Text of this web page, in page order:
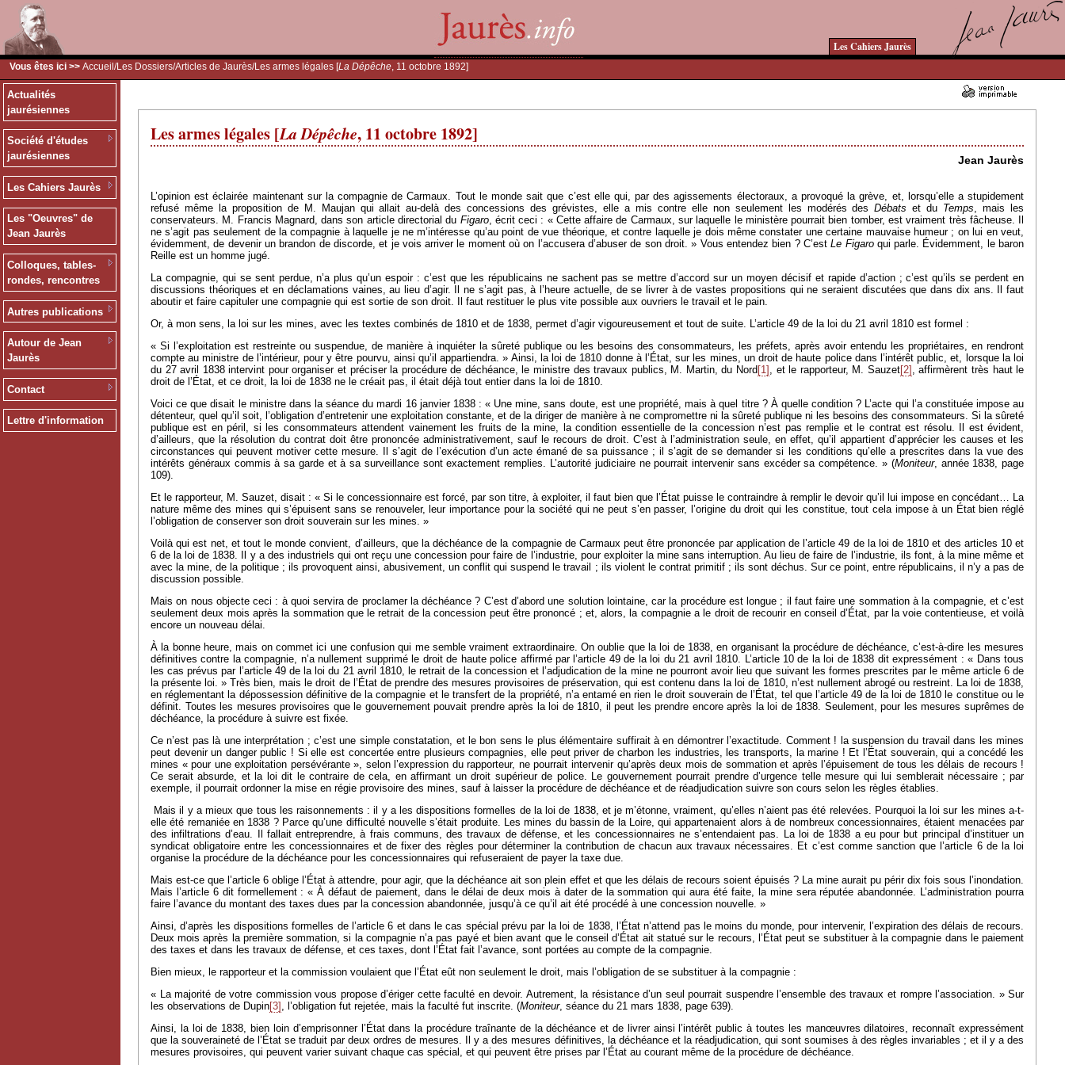
Les Cahiers Jaurès
Vous êtes ici >> Accueil /Les Dossiers/Articles de Jaurès/Les armes légales [La Dépêche, 11 octobre 1892]
Actualités
jaurésiennes
Société d'études
jaurésiennes
Les Cahiers Jaurès
Les "Oeuvres" de
Jean Jaurès
Colloques, tables-
rondes, rencontres
Autres publications
Autour de Jean
Jaurès
Contact
Lettre d'information
Les armes légales [La Dépêche, 11 octobre 1892]
Jean Jaurès
L’opinion est éclairée maintenant sur la compagnie de Carmaux. Tout le monde sait que c’est elle qui, par des agissements électoraux, a provoqué la grève, et, lorsqu’elle a stupidement
refusé même la proposition de M. Maujan qui allait au-delà des concessions des grévistes, elle a mis contre elle non seulement les modérés desDébats et du Temps , mais les
conservateurs. M. Francis Magnard, dans son article directorial du Figaro, écrit ceci : « Cette affaire de Carmaux, sur laquelle le ministère pourrait bien tomber, est vraiment très fâcheuse. Il
ne s’agit pas seulement de la compagnie à laquelle je ne m’intéresse qu’au point de vue théorique, et contre laquelle je dois même constater une certaine mauvaise humeur ; on lui en veut,
évidemment, de devenir un brandon de discorde, et je vois arriver le moment où on l’accusera d’abuser de son droit. » Vous entendez bien ? C’estLe Figaroqui parle. Évidemment, le baron
Reille est un homme jugé.
La compagnie, qui se sent perdue, n’a plus qu’un espoir : c’est que les républicains ne sachent pas se mettre d’accord sur un moyen décisif et rapide d’action ; c’est qu’ils se perdent en
discussions théoriques et en déclamations vaines, au lieu d’agir. Il ne s’agit pas, à l’heure actuelle, de se livrer à de vastes propositions qui ne seraient discutées que dans dix ans. Il faut
aboutir et faire capituler une compagnie qui est sortie de son droit. Il faut restituer le plus vite possible aux ouvriers le travail et le pain.
Or, à mon sens, la loi sur les mines, avec les textes combinés de 1810 et de 1838, permet d’agir vigoureusement et tout de suite. L’article 49 de la loi du 21 avril 1810 est formel :
« Si l’exploitation est restreinte ou suspendue, de manière à inquiéter la sûreté publique ou les besoins des consommateurs, les préfets, après avoir entendu les propriétaires, en rendront
compte au ministre de l’intérieur, pour y être pourvu, ainsi qu’il appartiendra. » Ainsi, la loi de 1810 donne à l’État, sur les mines, un droit de haute police dans l’intérêt public, et, lorsque la loi
du 27 avril 1838 intervint pour organiser et préciser la procédure de déchéance, le ministre des travaux publics, M. Martin, du Nord [1] , et le rapporteur, M. Sauzet[2]
, affirmèrent très haut le
droit de l’État, et ce droit, la loi de 1838 ne le créait pas, il était déjà tout entier dans la loi de 1810.
Voici ce que disait le ministre dans la séance du mardi 16 janvier 1838 : « Une mine, sans doute, est une propriété, mais à quel titre ? À quelle condition ? L’acte qui l’a constituée impose au
détenteur, quel qu’il soit, l’obligation d’entretenir une exploitation constante, et de la diriger de manière à ne compromettre ni la sûreté publique ni les besoins des consommateurs. Si la sûreté
publique est en péril, si les consommateurs attendent vainement les fruits de la mine, la condition essentielle de la concession n’est pas remplie et le contrat est résolu. Il est évident,
d’ailleurs, que la résolution du contrat doit être prononcée administrativement, sauf le recours de droit. C’est à l’administration seule, en effet, qu’il appartient d’apprécier les causes et les
circonstances qui peuvent motiver cette mesure. Il s’agit de l’exécution d’un acte émané de sa puissance ; il s’agit de se demander si les conditions qu’elle a prescrites dans la vue des
intérêts généraux commis à sa garde et à sa surveillance sont exactement remplies. L’autorité judiciaire ne pourrait intervenir sans excéder sa compétence. » (Moniteur, année 1838, page
109).
Et le rapporteur, M. Sauzet, disait : « Si le concessionnaire est forcé, par son titre, à exploiter, il faut bien que l’État puisse le contraindre à remplir le devoir qu’il lui impose en concédant… La
nature même des mines qui s’épuisent sans se renouveler, leur importance pour la société qui ne peut s’en passer, l’origine du droit qui les constitue, tout cela impose à un État bien réglé
l’obligation de conserver son droit souverain sur les mines. »
Voilà qui est net, et tout le monde convient, d’ailleurs, que la déchéance de la compagnie de Carmaux peut être prononcée par application de l’article 49 de la loi de 1810 et des articles 10 et
6 de la loi de 1838. Il y a des industriels qui ont reçu une concession pour faire de l’industrie, pour exploiter la mine sans interruption. Au lieu de faire de l’industrie, ils font, à la mine même et
avec la mine, de la politique ; ils provoquent ainsi, abusivement, un conflit qui suspend le travail ; ils violent le contrat primitif ; ils sont déchus. Sur ce point, entre républicains, il n’y a pas de
discussion possible.
Mais on nous objecte ceci : à quoi servira de proclamer la déchéance ? C’est d’abord une solution lointaine, car la procédure est longue ; il faut faire une sommation à la compagnie, et c’est
seulement deux mois après la sommation que le retrait de la concession peut être prononcé ; et, alors, la compagnie a le droit de recourir en conseil d’État, par la voie contentieuse, et voilà
encore un nouveau délai.
À la bonne heure, mais on commet ici une confusion qui me semble vraiment extraordinaire. On oublie que la loi de 1838, en organisant la procédure de déchéance, c’est-à-dire les mesures
définitives contre la compagnie, n’a nullement supprimé le droit de haute police affirmé par l’article 49 de la loi du 21 avril 1810. L’article 10 de la loi de 1838 dit expressément : « Dans tous
les cas prévus par l’article 49 de la loi du 21 avril 1810, le retrait de la concession et l’adjudication de la mine ne pourront avoir lieu que suivant les formes prescrites par le même article 6 de
la présente loi. » Très bien, mais le droit de l’État de prendre des mesures provisoires de préservation, qui est contenu dans la loi de 1810, n’est nullement abrogé ou restreint. La loi de 1838,
en réglementant la dépossession définitive de la compagnie et le transfert de la propriété, n’a entamé en rien le droit souverain de l’État, tel que l’article 49 de la loi de 1810 le constitue ou le
définit. Toutes les mesures provisoires que le gouvernement pouvait prendre après la loi de 1810, il peut les prendre encore après la loi de 1838. Seulement, pour les mesures suprêmes de
déchéance, la procédure à suivre est fixée.
Ce n’est pas là une interprétation ; c’est une simple constatation, et le bon sens le plus élémentaire suffirait à en démontrer l’exactitude. Comment ! la suspension du travail dans les mines
peut devenir un danger public ! Si elle est concertée entre plusieurs compagnies, elle peut priver de charbon les industries, les transports, la marine ! Et l’État souverain, qui a concédé les
mines « pour une exploitation persévérante », selon l’expression du rapporteur, ne pourrait intervenir qu’après deux mois de sommation et après l’épuisement de tous les délais de recours !
Ce serait absurde, et la loi dit le contraire de cela, en affirmant un droit supérieur de police. Le gouvernement pourrait prendre d’urgence telle mesure qui lui semblerait nécessaire ; par
exemple, il pourrait ordonner la mise en régie provisoire des mines, sauf à laisser la procédure de déchéance et de réadjudication suivre son cours selon les règles établies.
Mais il y a mieux que tous les raisonnements : il y a les dispositions formelles de la loi de 1838, et je m’étonne, vraiment, qu’elles n’aient pas été relevées. Pourquoi la loi sur les mines a-t-
elle été remaniée en 1838 ? Parce qu’une difficulté nouvelle s’était produite. Les mines du bassin de la Loire, qui appartenaient alors à de nombreux concessionnaires, étaient menacées par
des infiltrations d’eau. Il fallait entreprendre, à frais communs, des travaux de défense, et les concessionnaires ne s’entendaient pas. La loi de 1838 a eu pour but principal d’instituer un
syndicat obligatoire entre les concessionnaires et de fixer des règles pour déterminer la contribution de chacun aux travaux nécessaires. Et c’est comme sanction que l’article 6 de la loi
organise la procédure de la déchéance pour les concessionnaires qui refuseraient de payer la taxe due.
Mais est-ce que l’article 6 oblige l’État à attendre, pour agir, que la déchéance ait son plein effet et que les délais de recours soient épuisés ? La mine aurait pu périr dix fois sous l’inondation.
Mais l’article 6 dit formellement : « À défaut de paiement, dans le délai de deux mois à dater de la sommation qui aura été faite, la mine sera réputée abandonnée. L’administration pourra
faire l’avance du montant des taxes dues par la concession abandonnée, jusqu’à ce qu’il ait été procédé à une concession nouvelle. »
Ainsi, d’après les dispositions formelles de l’article 6 et dans le cas spécial prévu par la loi de 1838, l’État n’attend pas le moins du monde, pour intervenir, l’expiration des délais de recours.
Deux mois après la première sommation, si la compagnie n’a pas payé et bien avant que le conseil d’État ait statué sur le recours, l’État peut se substituer à la compagnie dans le paiement
des taxes et dans les travaux de défense, et ces taxes, dont l’État fait l’avance, sont portées au compte de la compagnie.
Bien mieux, le rapporteur et la commission voulaient que l’État eût non seulement le droit, mais l’obligation de se substituer à la compagnie :
« La majorité de votre commission vous propose d’ériger cette faculté en devoir. Autrement, la résistance d’un seul pourrait suspendre l’ensemble des travaux et rompre l’association. » Sur
les observations de Dupin[3] , l’obligation fut rejetée, mais la faculté fut inscrite. (Moniteur, séance du 21 mars 1838, page 639).
Ainsi, la loi de 1838, bien loin d’emprisonner l’État dans la procédure traînante de la déchéance et de livrer ainsi l’intérêt public à toutes les manœuvres dilatoires, reconnaît expressément
que la souveraineté de l’État se traduit par deux ordres de mesures. Il y a des mesures définitives, la déchéance et la réadjudication, qui sont soumises à des règles invariables ; et il y a des
mesures provisoires, qui peuvent varier suivant chaque cas spécial, et qui peuvent être prises par l’État au courant même de la procédure de déchéance.